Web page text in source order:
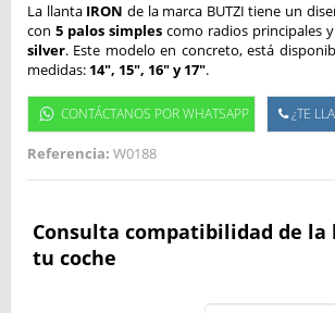
La llanta IRON de la marca BUTZI tiene un
con 5 palos simples como radios principales
silver. Este modelo en concreto, está
medidas: 14", 15", 16" y 17".
CONTÁCTANOS POR WHATSAPP ¿TE
Referencia: W0188
Consulta compatibilidad de la
tu coche